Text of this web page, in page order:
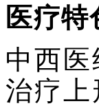
医疗特
中西
治疗